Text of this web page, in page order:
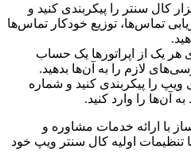
کال سنتر را پیکربندی کنید و
تماس‌ها، توزیع خودکار تماس‌ها
هر یک از اپراتورها یک حساب
لازم را به آن‌ها بدهید.
ویپ را پیکربندی کنید و شماره
آن‌ها را وارد کنید.
با ارائه خدمات مشاوره و
تنظیمات اولیه کال سنتر ویپ خود